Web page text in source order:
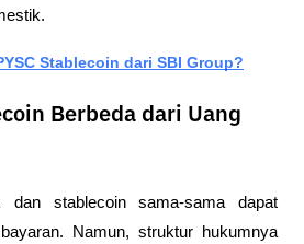
Stablecoin dari SBI Group?
Berbeda dari Uang
dan stablecoin sama-sama dapat
Namun, struktur hukumnya